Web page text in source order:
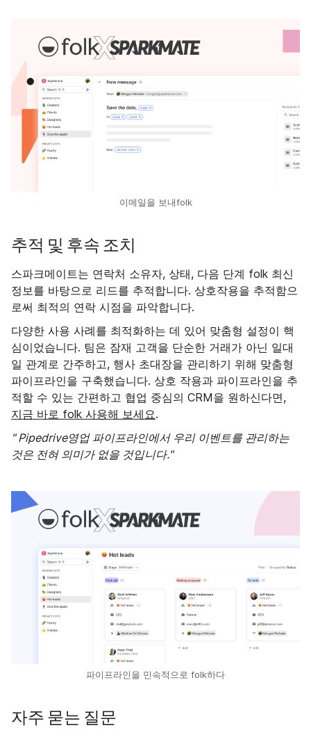
이메일을 보내folk
추적 및 후속 조치
스파크메이트는 연락처 소유자, 상태, 다음 단계 folk 최신
정보를 바탕으로 리드를 추적합니다. 상호작용을 추적함으
로써 최적의 연락 시점을 파악합니다.
다양한 사용 사례를 최적화하는 데 있어 맞춤형 설정이 핵
심이었습니다. 팀은 잠재 고객을 단순한 거래가 아닌 일대
일 관계로 간주하고, 행사 초대장을 관리하기 위해 맞춤형
파이프라인을 구축했습니다. 상호 작용과 파이프라인을 추
적할 수 있는 간편하고 협업 중심의 CRM을 원하신다면,
지금 바로 folk 사용해 보세요.
" Pipedrive영업 파이프라인에서 우리 이벤트를 관리하는
것은 전혀 의미가 없을 것입니다."
파이프라인을 민속적으로 folk하다
자주 묻는 질문